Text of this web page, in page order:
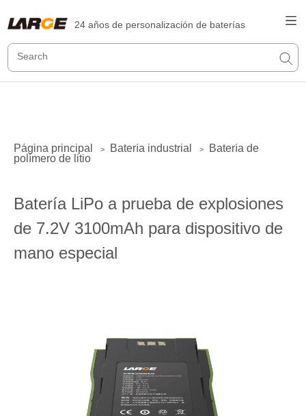
24 años de personalización de baterías
Página principal > Batería industrial >
Batería de
polímero de litio
Batería LiPo a prueba de explosiones
de 7.2V 3100mAh para dispositivo de
mano especial